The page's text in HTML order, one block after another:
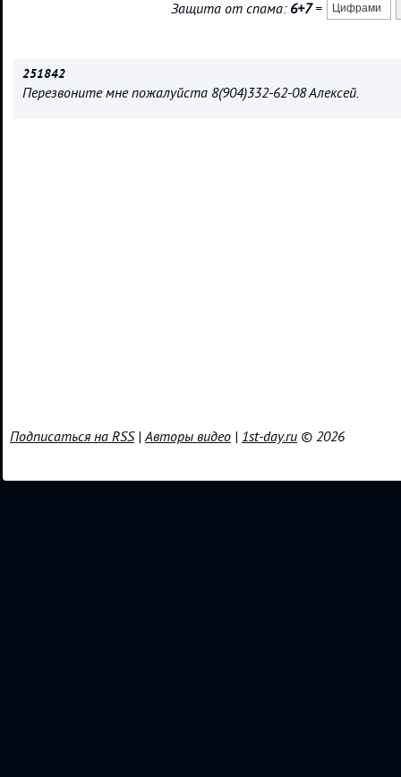
Защита от спама: 6+7=
251842
Перезвоните мне пожалуйста 8(904)332-62-08 Алексей.
Подписаться на RSS|Авторы видео | 1st-day.ru © 2026